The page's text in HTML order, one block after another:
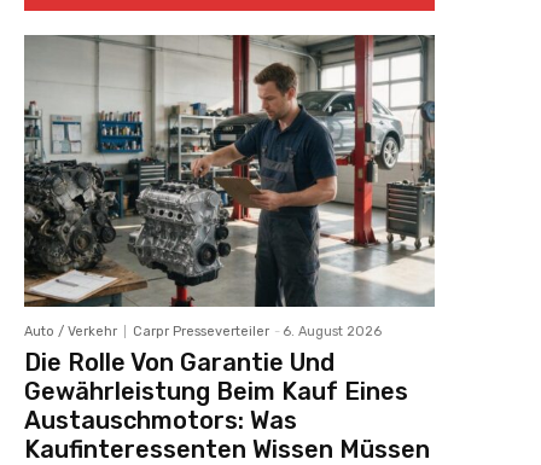
Auto / Verkehr Carpr Presseverteiler - 6. August 2026
Die Rolle Von Garantie Und
Gewährleistung Beim Kauf Eines
Austauschmotors: Was
Kaufinteressenten Wissen Müssen